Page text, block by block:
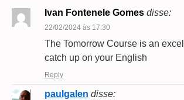
Ivan Fontenele Gomes disse:
22/02/2024 às 17:30
The Tomorrow Course is an
catch up on your English
Reply
paulgalen disse: